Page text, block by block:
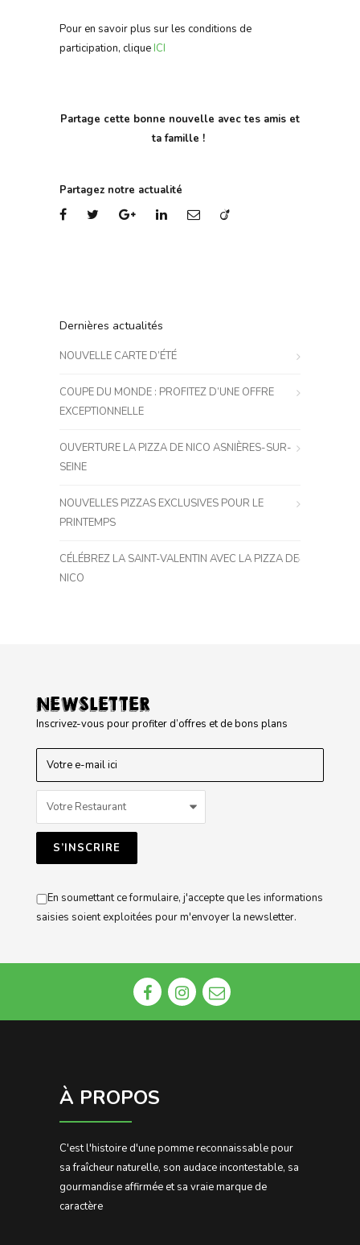
Pour en savoir plus sur les conditions de
participation, clique ICI
Partage cette bonne nouvelle avec tes amis et
ta famille !
Partagez notre actualité
Dernières actualités
NOUVELLE CARTE D’ÉTÉ
COUPE DU MONDE : PROFITEZ D’UNE OFFRE
EXCEPTIONNELLE
OUVERTURE LA PIZZA DE NICO ASNIÈRES-SUR-
SEINE
NOUVELLES PIZZAS EXCLUSIVES POUR LE
PRINTEMPS
CÉLÉBREZ LA SAINT-VALENTIN AVEC LA PIZZA DE
NICO
NEWSLETTER
Inscrivez-vous pour profiter d’offres et de bons plans
En soumettant ce formulaire, j'accepte que les informations
saisies soient exploitées pour m'envoyer la newsletter.
À PROPOS
C'est l'histoire d'une pomme reconnaissable pour
sa fraîcheur naturelle, son audace incontestable, sa
gourmandise affirmée et sa vraie marque de
caractère